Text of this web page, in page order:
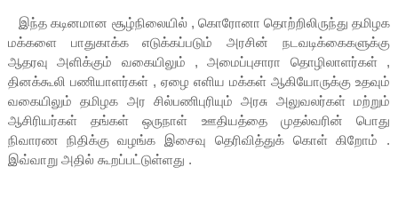
இந்த கடினமான சூழ்நிலையில் , கொரோனா தொற்றிலிருந்து தமிழக
மக்களை பாதுகாக்க எடுக்கப்படும் அரசின் நடவடிக்கைகளுக்கு
ஆதரவு அளிக்கும் வகையிலும் , அமைப்புசாரா தொழிலாளர்கள் ,
தினக்கூலி பணியாளர்கள் , ஏழை எளிய மக்கள் ஆகியோருக்கு உதவும்
வகையிலும் தமிழக அர சில்பணிபுரியும் அரசு அலுவலர்கள் மற்றும்
ஆசிரியர்கள் தங்கள் ஒருநாள் ஊதியத்தை முதல்வரின் பொது
நிவாரண நிதிக்கு வழங்க இசைவு தெரிவித்துக் கொள் கிறோம் .
இவ்வாறு அதில் கூறப்பட்டுள்ளது .